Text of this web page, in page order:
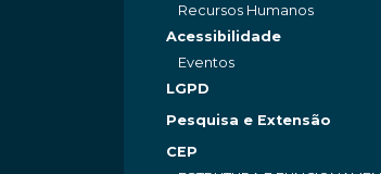
Recursos Humanos
Acessibilidade
Eventos
LGPD
Pesquisa e Extensão
CEP